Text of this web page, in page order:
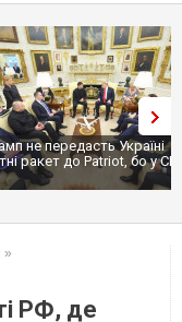
не передасть Україні
ракет до Patriot, бо у США
»
РФ, де